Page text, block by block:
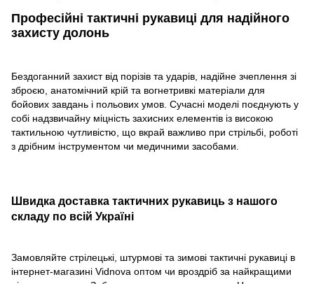
Професійні тактичні рукавиці для надійного
захисту долонь
Бездоганний захист від порізів та ударів, надійне зчеплення зі
зброєю, анатомічний крій та вогнетривкі матеріали для
бойових завдань і польових умов. Сучасні моделі поєднують у
собі надзвичайну міцність захисних елементів із високою
тактильною чутливістю, що вкрай важливо при стрільбі, роботі
з дрібним інструментом чи медичними засобами.
Швидка доставка тактичних рукавиць з нашого
складу по всій Україні
Замовляйте стрілецькі, штурмові та зимові тактичні рукавиці в
інтернет-магазині Vidnova оптом чи вроздріб за найкращими